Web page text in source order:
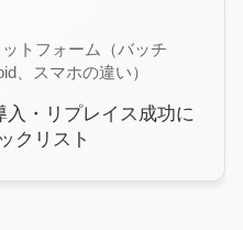
トフォーム（バッチ
、スマホの違い）
・リプレイス成功に
クリスト